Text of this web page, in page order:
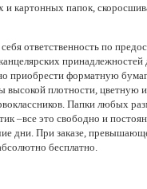
картонных папок,
ответственность по
приобрести форматную
высокой плотности, цветную
Папки любых
–все это свободно и
дни. При заказе,
бесплатно.